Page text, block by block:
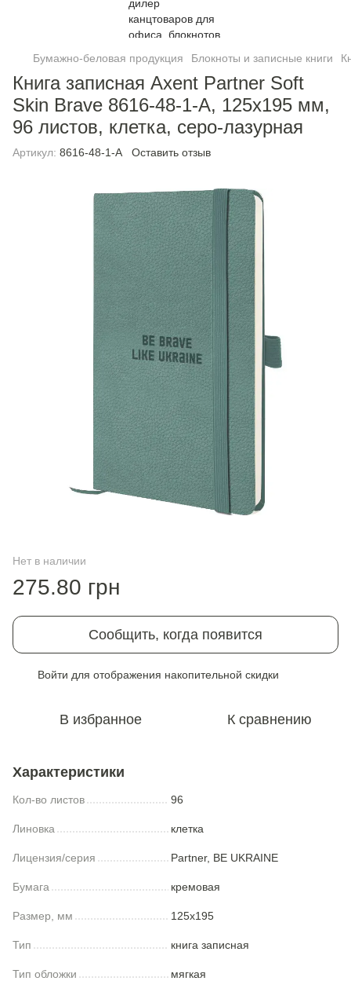
Бумажно-беловая продукция Блокноты и записные книги
Книга записная Axent Partner Soft
Skin Brave 8616-48-1-A, 125x195 мм,
96 листов, клетка, серо-лазурная
Артикул: 8616-48-1-A Оставить отзыв
Нет в наличии
275.80 грн
Сообщить, когда появится
Войти для отображения накопительной скидки
В избранное К сравнению
Характеристики
Кол-во листов 96
Линовка клетка
Лицензия/серия Partner, BE UKRAINE
Бумага кремовая
Размер, мм 125x195
Тип книга записная
Тип обложки мягкая